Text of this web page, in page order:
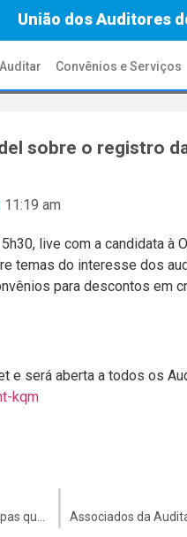
União dos Auditores
Auditar Convênios e Serviços
sobre o registro
11:19 am
live com a candidata à
temas do interesse dos
para descontos em
e será aberta a todos os
kqm